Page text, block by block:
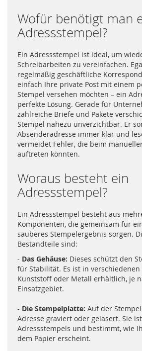
Wofür benötigt man
Adressstempel?
Ein Adressstempel ist ideal, um
Schreibarbeiten zu vereinfachen.
regelmäßig geschäftliche
einfach Ihre private Post mit einem
Stempel versehen möchten – ein
perfekte Lösung. Gerade für
zahlreiche Briefe und Pakete
Stempel nahezu unverzichtbar. Er
Absenderadresse immer klar und
vermeidet Fehler, die beim
auftreten könnten.
Woraus besteht ein
Adressstempel?
Ein Adressstempel besteht aus
Komponenten, die gemeinsam für
sauberes Stempelergebnis sorgen.
Bestandteile sind:
- Das Gehäuse: Dieses schützt den
für Stabilität. Es ist in
Kunststoff oder Metall erhältlich, je
Einsatzgebiet.
- Die Stempelplatte: Auf der
Adresse graviert oder gelasert. Sie
Adressstempels und bestimmt, wie
dem Papier erscheint.